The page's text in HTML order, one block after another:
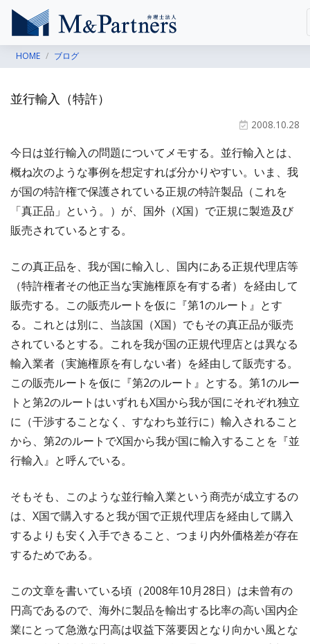
HOME ブログ
並行輸入（特許）
2008.10.28
今日は並行輸入の問題についてメモする。並行輸入とは、
概ね次のような事例を想定すれば分かりやすい。いま、我
が国の特許権で保護されている正規の特許製品（これを
「真正品」という。）が、国外（X国）で正規に製造及び
販売されているとする。
この真正品を、我が国に輸入し、国内にある正規代理店等
（特許権者その他正当な実施権原を有する者）を経由して
販売する。この販売ルートを仮に『第1のルート』とす
る。これとは別に、当該国（X国）でもその真正品が販売
されているとする。これを我が国の正規代理店とは異なる
輸入業者（実施権原を有しない者）を経由して販売する。
この販売ルートを仮に『第2のルート』とする。第1のルー
トと第2のルートはいずれもX国から我が国にそれぞれ独立
に（干渉することなく、すなわち並行に）輸入されること
から、第2のルートでX国から我が国に輸入することを『並
行輸入』と呼んでいる。
そもそも、このような並行輸入業という商売が成立するの
は、X国で購入すると我が国で正規代理店を経由して購入
するよりも安く入手できること、つまり内外価格差が存在
するためである。
この文章を書いている頃（2008年10月28日）は未曾有の
円高であるので、海外に製品を輸出する比率の高い国内企
業にとって急激な円高は収益下落要因となり向かい風とな